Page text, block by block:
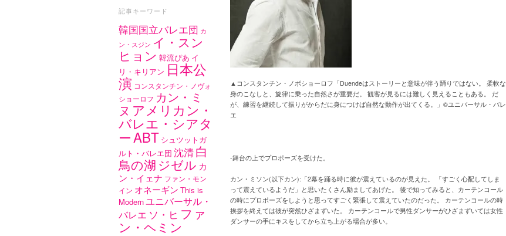
記事キーワード
韓国国立バレエ団 カ
ン・スジン イ・スン
ヒョン 韓流ぴあ イ
リ・キリアン 日本公
演 コンスタンチン・ノヴォ
ショーロフ カン・ミ
ヌ アメリカン・
バレエ・シアタ
ーABT シュツットガ
ルト・バレエ団 沈清白
鳥の湖 ジゼル カ
ン・イェナ ファン・モン
イン オネーギン This is
Modernユニバーサル・
バレエ ソ・ヒ ファ
ン・ヘミン
▲コンスタンチン・ノボショーロフ「Duendeはストーリーと意味が伴う踊りではない。 柔軟な
身のこなしと、旋律に乗った自然さが重要だ。 観客が見るには難しく見えることもある。 だ
が、練習を継続して振りがからだに身につけば自然な動作が出てくる。」©ユニバーサル・バレ
エ
-舞台の上でプロポーズを受けた。
カン・ミソン(以下カン):「2幕を踊る時に彼が震えているのが見えた。 「すごく心配してしま
って震えているようだ」と思いたくさん励ましてあげた。 後で知ってみると、カーテンコール
の時にプロポーズをしようと思ってすごく緊張して震えていたのだった。 カーテンコールの時
挨拶を終えては彼が突然ひざまずいた。 カーテンコールで男性ダンサーがひざまずいては女性
ダンサーの手にキスをしてから立ち上がる場合が多い。